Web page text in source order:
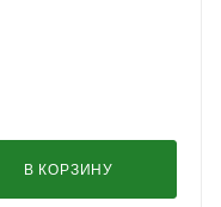
В КОРЗИНУ